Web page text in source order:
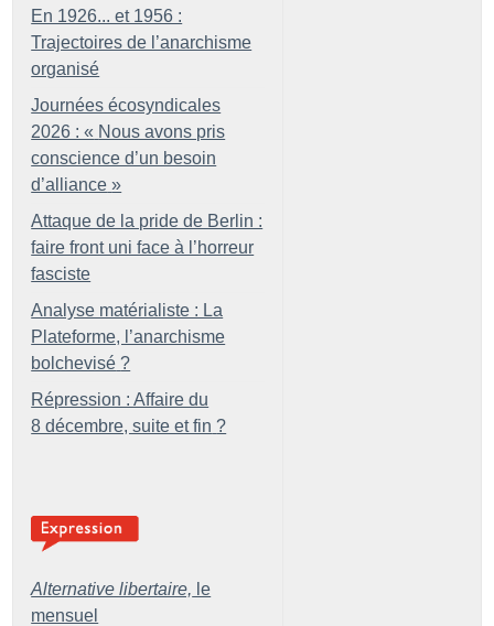
En 1926... et 1956 :
Trajectoires de l’anarchisme
organisé
Journées écosyndicales
2026 : « Nous avons pris
conscience d’un besoin
d’alliance »
Attaque de la pride de Berlin :
faire front uni face à l’horreur
fasciste
Analyse matérialiste : La
Plateforme, l’anarchisme
bolchevisé ?
Répression : Affaire du
8 décembre, suite et fin ?
Alternative libertaire, le
mensuel